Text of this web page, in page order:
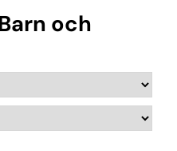
och